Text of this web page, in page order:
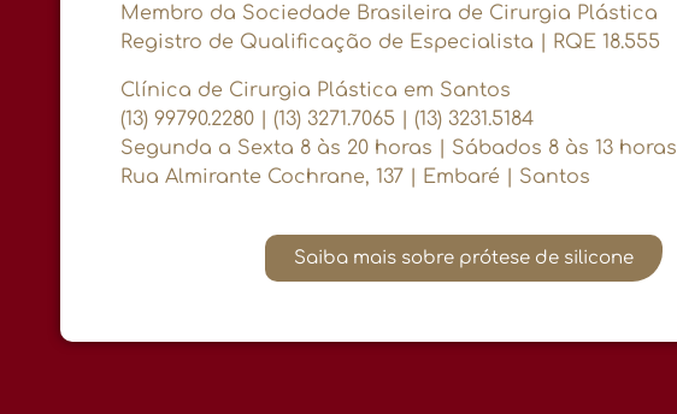
Membro da Sociedade Brasileira de Cirurgia Plástica
Registro de Qualificação de Especialista | RQE 18.555
Clínica de Cirurgia Plástica em Santos
(13) 99790.2280 | (13) 3271.7065 | (13) 3231.5184
Segunda a Sexta 8 às 20 horas | Sábados 8 às 13 horas
Rua Almirante Cochrane, 137 | Embaré | Santos
Saiba mais sobre prótese de silicone